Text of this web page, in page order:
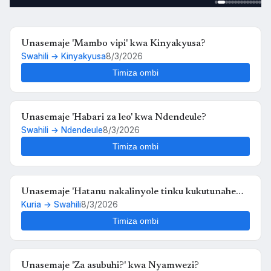
JARIDA LA RS RUVUMA TOLEO LA JULAI
Service · Mkoa wa Ruvuma
Unasemaje 'Mambo vipi' kwa Kinyakyusa?
Swahili → Kinyakyusa8/3/2026
Timiza ombi
Unasemaje 'Habari za leo' kwa Ndendeule?
Swahili → Ndendeule8/3/2026
Timiza ombi
Unasemaje 'Hatanu nakalinyole tinku kukutunahe